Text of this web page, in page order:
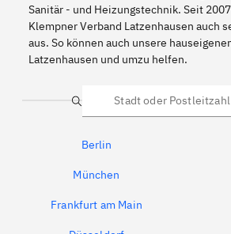
Sanitär - und Heizungstechnik. Seit
Klempner Verband Latzenhausen auch
aus. So können auch unsere
Latzenhausen und umzu helfen.
Suche
Berlin
München
Frankfurt am Main